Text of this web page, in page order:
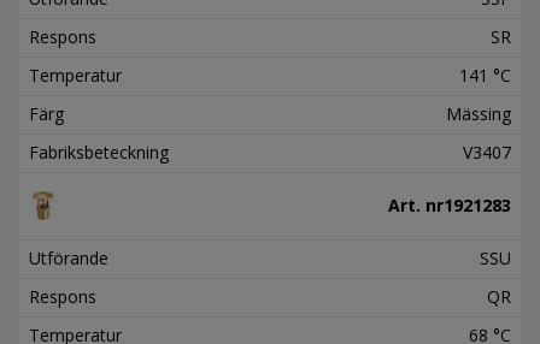
Respons
SR
Temperatur
141 °C
Färg
Mässing
Fabriksbeteckning
V3407
Art. nr1921283
Utförande
SSU
Respons
QR
Temperatur
68 °C